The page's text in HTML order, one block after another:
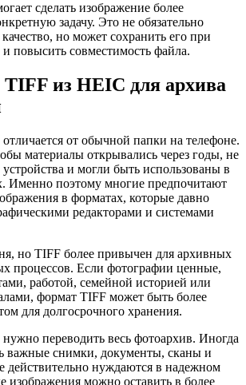
сделать изображение более
задачу. Это не обязательно
но может сохранить его при
повысить совместимость файла.
TIFF из HEIC для архива
от обычной папки на телефоне.
материалы открывались через годы, не
устройства и могли быть использованы в
Именно поэтому многие предпочитают
в форматах, которые давно
редакторами и системами
но TIFF более привычен для архивных
процессов. Если фотографии ценные,
работой, семейной историей или
формат TIFF может быть более
для долгосрочного хранения.
переводить весь фотоархив. Иногда
важные снимки, документы, сканы и
действительно нуждаются в надежном
изображения можно оставить в более